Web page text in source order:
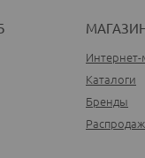
Каталоги
Бренды